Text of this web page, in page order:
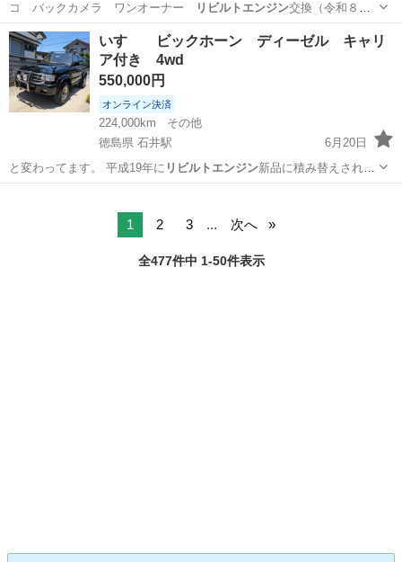
コ バックカメラ ワンオーナー リビルトエンジン交換（令和８年
６月） ■ 排気量…
愛媛 松山市 タント
いすゞ ビックホーン ディーゼル キャリ
ア付き 4wd
550,000円
オンライン決済
224,000km
その他
徳島県 石井駅
6月20日
と変わってます。 平成19年に リビルトエンジン新品に積み替えされて
いる保証書が…
1 2 3 ... 次へ
全477件中 1-50件表示